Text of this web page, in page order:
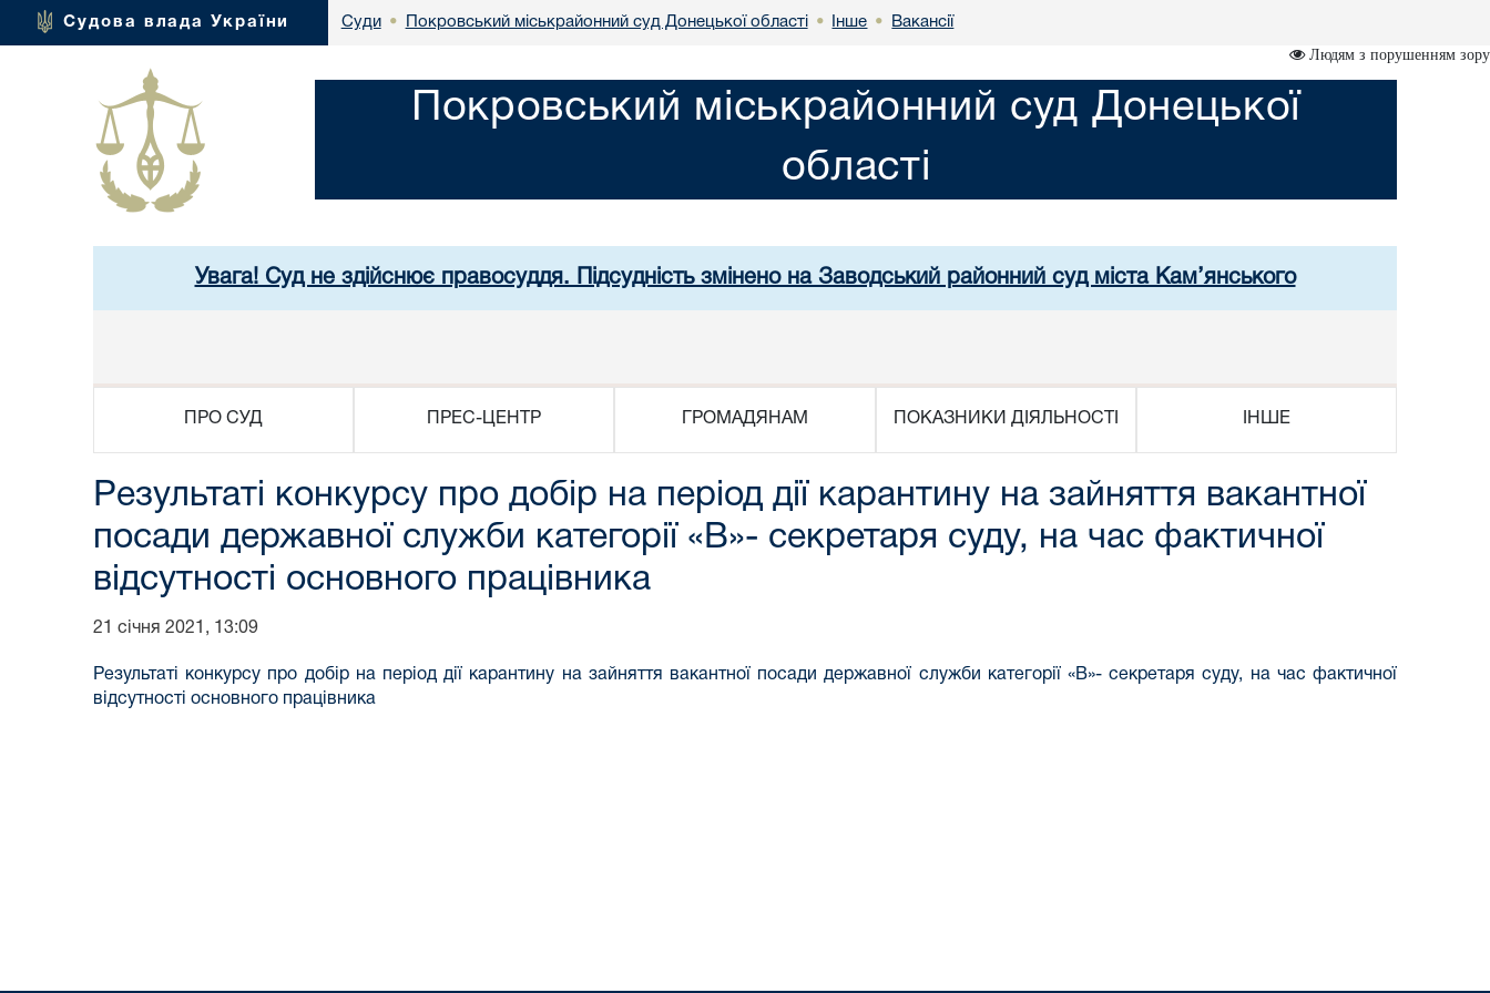
Судова влада України Суди • Покровський міськрайонний суд Донецької області • Інше • Вакансії
Людям з порушенням зору
Покровський міськрайонний суд Донецької
області
Увага! Суд не здійснює правосуддя. Підсудність змінено на Заводський районний суд міста Кам’янського
ПРО СУД ПРЕС-ЦЕНТР ГРОМАДЯНАМ ПОКАЗНИКИ ДІЯЛЬНОСТІ ІНШЕ
Результаті конкурсу про добір на період дії карантину на зайняття вакантної
посади державної служби категорії «В»- секретаря суду, на час фактичної
відсутності основного працівника
21 січня 2021, 13:09
Результаті конкурсу про добір на період дії карантину на зайняття вакантної посади державної служби категорії «В»- секретаря суду, на час фактичної
відсутності основного працівника